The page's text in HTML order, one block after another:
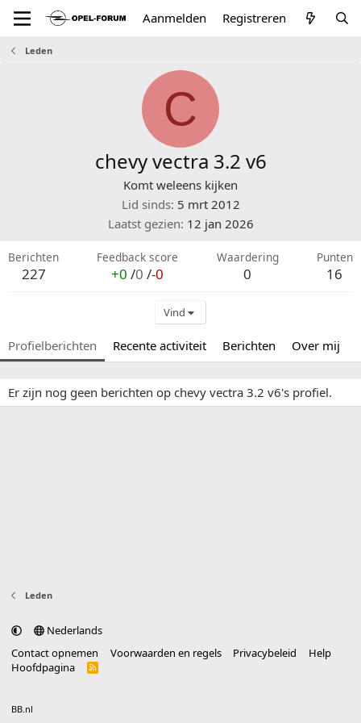
Aanmelden Registreren
Leden
C
chevy vectra 3.2 v6
Komt weleens kijken
Lid sinds 5 mrt 2012
Laatst gezien 12 jan 2026
Berichten
227
Feedback score
+0 /0 /-0
Waardering
0
Punten
16
Vind
Profielberichten Recente activiteit Berichten Over mij
Er zijn nog geen berichten op chevy vectra 3.2 v6's profiel.
Leden
Nederlands
Contact opnemen
Voorwaarden en regels Privacybeleid
Help
Hoofdpagina
R
BB.nl